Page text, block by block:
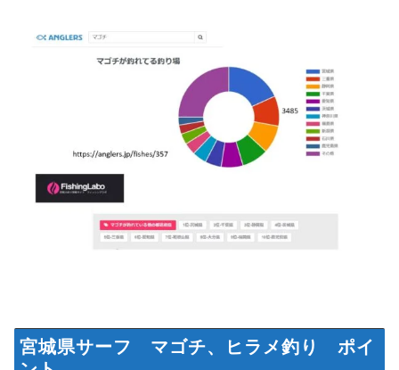
宮城県サーフ マゴチ、ヒラメ釣り ポイ